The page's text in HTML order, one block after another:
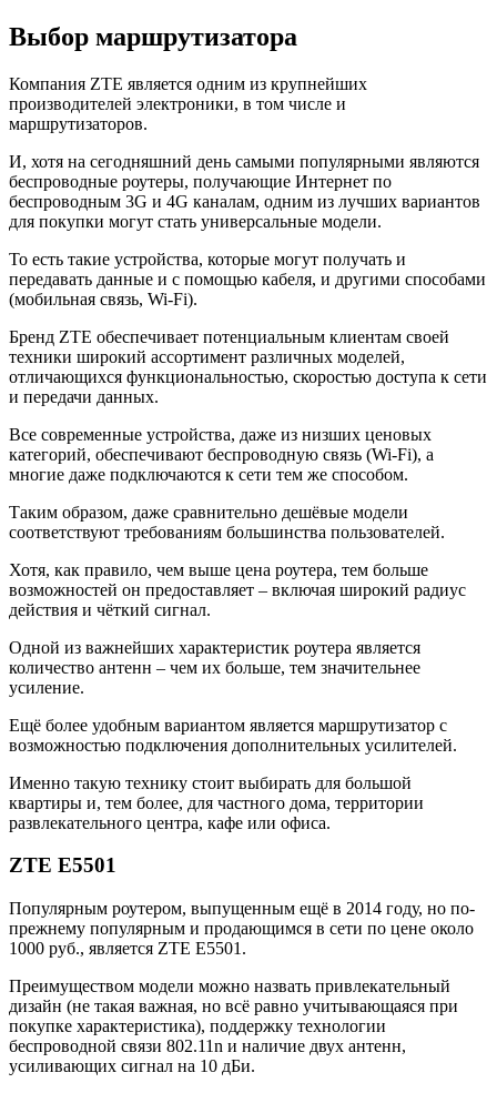
Выбор маршрутизатора
Компания ZTE является одним из крупнейших
производителей электроники, в том числе и
маршрутизаторов.
И, хотя на сегодняшний день самыми популярными являются
беспроводные роутеры, получающие Интернет по
беспроводным 3G и 4G каналам, одним из лучших вариантов
для покупки могут стать универсальные модели.
То есть такие устройства, которые могут получать и
передавать данные и с помощью кабеля, и другими способами
(мобильная связь, Wi-Fi).
Бренд ZTE обеспечивает потенциальным клиентам своей
техники широкий ассортимент различных моделей,
отличающихся функциональностью, скоростью доступа к сети
и передачи данных.
Все современные устройства, даже из низших ценовых
категорий, обеспечивают беспроводную связь (Wi-Fi), а
многие даже подключаются к сети тем же способом.
Таким образом, даже сравнительно дешёвые модели
соответствуют требованиям большинства пользователей.
Хотя, как правило, чем выше цена роутера, тем больше
возможностей он предоставляет – включая широкий радиус
действия и чёткий сигнал.
Одной из важнейших характеристик роутера является
количество антенн – чем их больше, тем значительнее
усиление.
Ещё более удобным вариантом является маршрутизатор с
возможностью подключения дополнительных усилителей.
Именно такую технику стоит выбирать для большой
квартиры и, тем более, для частного дома, территории
развлекательного центра, кафе или офиса.
ZTE E5501
Популярным роутером, выпущенным ещё в 2014 году, но по-
прежнему популярным и продающимся в сети по цене около
1000 руб., является ZTE E5501.
Преимуществом модели можно назвать привлекательный
дизайн (не такая важная, но всё равно учитывающаяся при
покупке характеристика), поддержку технологии
беспроводной связи 802.11n и наличие двух антенн,
усиливающих сигнал на 10 дБи.